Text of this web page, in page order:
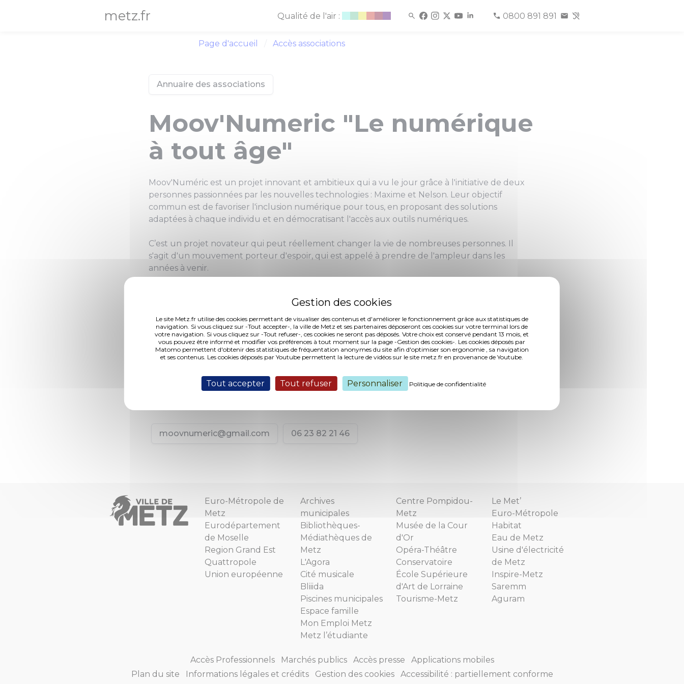
Le site Metz.fr utilise des cookies permettant de visualiser des contenus et d'améliorer le fonctionnement grâce aux statistiques de
navigation. Si vous cliquez sur -Tout accepter-, la ville de Metz et ses partenaires déposeront ces cookies sur votre terminal lors de
votre navigation. Si vous cliquez sur -Tout refuser-, ces cookies ne seront pas déposés. Votre choix est conservé pendant 13 mois, et
vous pouvez être informé et modifier vos préférences à tout moment sur la page -Gestion des cookies-. Les cookies déposés par
Matomo permettent d'obtenir des statistiques de fréquentation anonymes du site afin d'optimiser son ergonomie , sa navigation
et ses contenus. Les cookies déposés par Youtube permettent la lecture de vidéos sur le site metz.fr en provenance de Youtube.
Tout accepter Tout refuser Personnaliser Politique de confidentialité
metz.fr Qualité de l'air : 0800 891 891
Page d'accueil Accès associations
Annuaire des associations
Moov'Numeric "Le numérique
à tout âge"
Moov'Numéric est un projet innovant et ambitieux qui a vu le jour grâce à l'initiative de deux
personnes passionnées par les nouvelles technologies : Maxime et Nelson. Leur objectif
commun est de favoriser l'inclusion numérique pour tous, en proposant des solutions
adaptées à chaque individu et en démocratisant l'accès aux outils numériques.
C’est un projet novateur qui peut réellement changer la vie de nombreuses personnes. Il
s'agit d'un mouvement porteur d'espoir, qui est appelé à prendre de l'ampleur dans les
années à venir.
toutes les personnes, même celles qui n'ont aucune connaissance en matière de numérique, à
s'approprier les technologies modernes. Nous souhaitons ainsi contribuer à bâtir un
environnement plus équitable et plus solidaire, où chacun peut bénéficier des avantages de la
révolution numérique Avec l’ère du temps, certaines personnes sont dépassées par les
nouvelles technologies numériques. C’est pour cela que nous souhaitons les accompagner et
moovnumeric@gmail.com 06 23 82 21 46
Euro-Métropole de
Metz
Eurodépartement
de Moselle
Region Grand Est
Quattropole
Union européenne
Archives
municipales
Bibliothèques-
Médiathèques de
Metz
L'Agora
Cité musicale
Bliiida
Piscines municipales
Espace famille
Mon Emploi Metz
Metz l’étudiante
Centre Pompidou-
Metz
Musée de la Cour
d'Or
Opéra-Théâtre
Conservatoire
École Supérieure
d'Art de Lorraine
Tourisme-Metz
Le Met’
Euro-Métropole
Habitat
Eau de Metz
Usine d'électricité
de Metz
Inspire-Metz
Saremm
Aguram
Accès Professionnels Marchés publics Accès presse
Applications mobiles
Plan du site
Informations légales et crédits Gestion des cookies Accessibilité : partiellement conforme